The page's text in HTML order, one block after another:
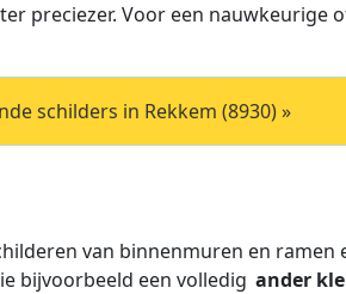
preciezer. Voor een nauwkeurige
schilders in Rekkem (8930) »
van binnenmuren en ramen
bijvoorbeeld een volledig ander